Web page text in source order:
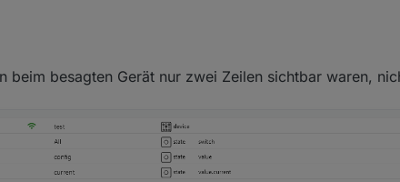
da ein State angelegt worden sein bei dem Gerät
beim besagten Gerät nur zwei Zeilen sichtbar waren,